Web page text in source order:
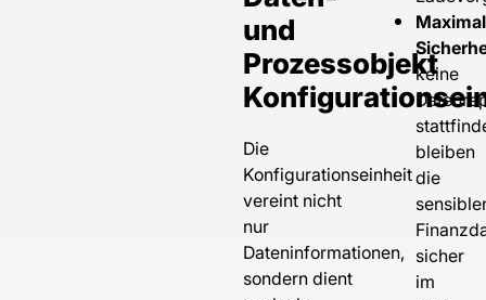
und
Prozessobjekt
Die
Konfigurationseinheit
vereint nicht
nur
Dateninformationen,
sondern dient
keine
bleiben
die
sicher
im